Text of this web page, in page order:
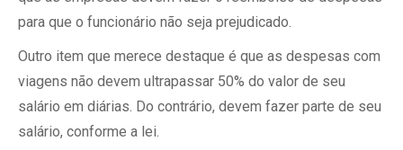
para que o funcionário não seja prejudicado.
Outro item que merece destaque é que as despesas com
viagens não devem ultrapassar 50% do valor de seu
salário em diárias. Do contrário, devem fazer parte de seu
salário, conforme a lei.